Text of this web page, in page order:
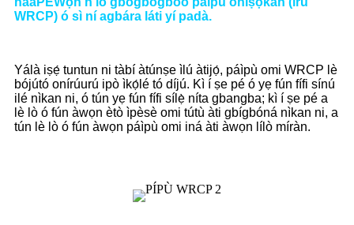
WRCP) ó sì ní agbára láti yí padà.
Yálà iṣẹ́ tuntun ni tàbí àtúnṣe ìlú àtijọ́, páìpù omi WRCP lè
bójútó onírúurú ipò ìkọ́lé tó díjú. Kì í ṣe pé ó yẹ fún fífi sínú
ilé nìkan ni, ó tún yẹ fún fífi sílẹ̀ níta gbangba; kì í ṣe pé a
lè lò ó fún àwọn ètò ìpèsè omi tútù àti gbígbóná nìkan ni, a
tún lè lò ó fún àwọn páìpù omi iná àti àwọn lílò míràn.